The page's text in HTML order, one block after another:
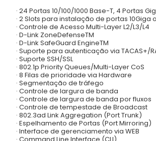
· 24 Portas 10/100/1000 Base-T, 4 Portas
· 2 Slots para instalação de portas 10Giga
· Controle de Acesso Multi-Layer L2/L3/L4
· D-Link ZoneDefenseTM
· D-Link SafeGuard EngineTM
· Suporte para autenticação via TACAS+/
· Suporte SSH/SSL
· 802.1p Priority Queues/Multi-Layer CoS
· 8 Filas de prioridade via Hardware
· Segmentação de tráfego
· Controle de largura de banda
· Controle de largura de banda por fluxos
· Controle de tempestade de Broadcast
· 802.3ad Link Aggregation (Port Trunk)
· Espelhamento de Portas (Port Mirroring)
· Interface de gerenciamento via WEB
· Command Line Interface (CLI)